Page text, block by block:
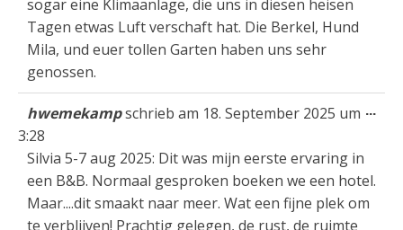
sogar eine Klimaanlage, die uns in diesen heisen
Tagen etwas Luft verschaft hat. Die Berkel, Hund
Mila, und euer tollen Garten haben uns sehr
genossen.
hwemekampschrieb am 18. September 2025 um
3:28
Silvia 5-7 aug 2025: Dit was mijn eerste ervaring in
een B&B. Normaal gesproken boeken we een hotel.
Maar....dit smaakt naar meer. Wat een fijne plek om
te verblijven! Prachtig gelegen, de rust, de ruimte
...